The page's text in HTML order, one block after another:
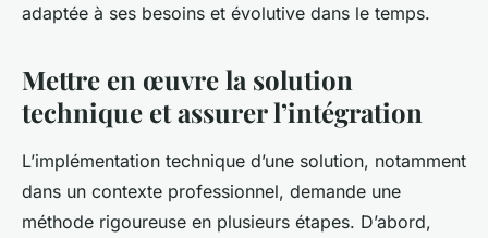
adaptée à ses besoins et évolutive dans le temps.
Mettre en œuvre la solution
technique et assurer l’intégration
L’implémentation technique d’une solution, notamment
dans un contexte professionnel, demande une
méthode rigoureuse en plusieurs étapes. D’abord,